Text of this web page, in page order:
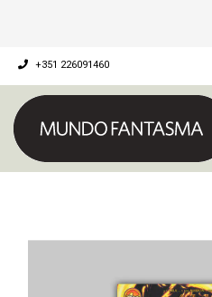
+351 226091460